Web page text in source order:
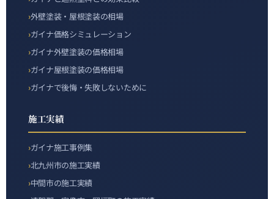
外壁塗装・屋根塗装の相場
ガイナ価格シミュレーション
ガイナ外壁塗装の価格相場
ガイナ屋根塗装の価格相場
ガイナで後悔・失敗しないために
施工実績
ガイナ施工事例集
北九州市の施工実績
中間市の施工実績